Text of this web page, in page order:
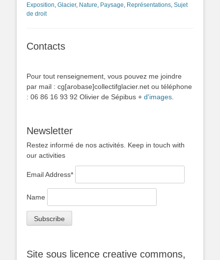
Exposition, Glacier, Nature, Paysage, Représentations, Sujet
de droit
Contacts
Pour tout renseignement, vous pouvez me joindre
par mail : cg[arobase]collectifglacier.net ou téléphone
: 06 86 16 93 92 Olivier de Sépibus + d'images
Newsletter
Restez informé de nos activités. Keep in touch with
our activities
Email Address*
Name
Site sous licence creative commons,